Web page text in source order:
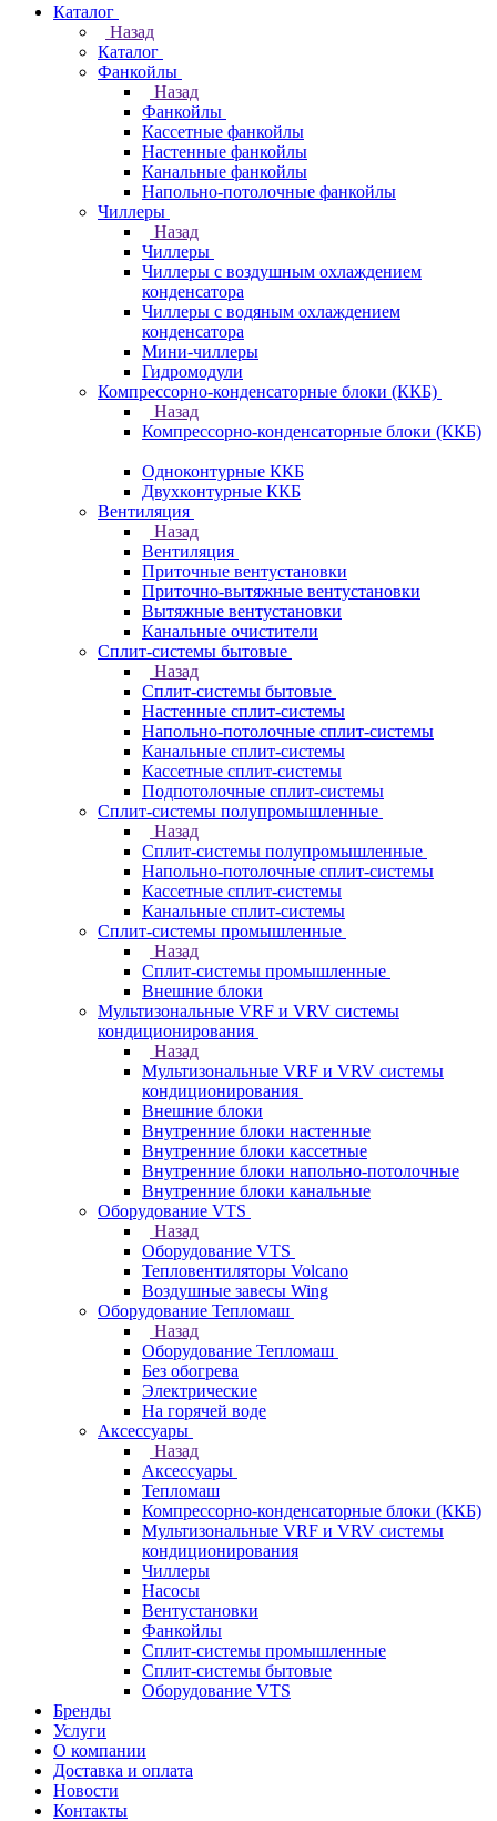
Каталог
Назад
Каталог
Фанкойлы
Назад
Фанкойлы
Кассетные фанкойлы
Настенные фанкойлы
Канальные фанкойлы
Напольно-потолочные фанкойлы
Чиллеры
Назад
Чиллеры
Чиллеры с воздушным охлаждением
конденсатора
Чиллеры с водяным охлаждением
конденсатора
Мини-чиллеры
Гидромодули
Компрессорно-конденсаторные блоки (ККБ)
Назад
Компрессорно-конденсаторные блоки (ККБ)
Одноконтурные ККБ
Двухконтурные ККБ
Вентиляция
Назад
Вентиляция
Приточные вентустановки
Приточно-вытяжные вентустановки
Вытяжные вентустановки
Канальные очистители
Сплит-системы бытовые
Назад
Сплит-системы бытовые
Настенные сплит-системы
Напольно-потолочные сплит-системы
Канальные сплит-системы
Кассетные сплит-системы
Подпотолочные сплит-системы
Сплит-системы полупромышленные
Назад
Сплит-системы полупромышленные
Напольно-потолочные сплит-системы
Кассетные сплит-системы
Канальные сплит-системы
Сплит-системы промышленные
Назад
Сплит-системы промышленные
Внешние блоки
Мультизональные VRF и VRV системы
кондиционирования
Назад
Мультизональные VRF и VRV системы
кондиционирования
Внешние блоки
Внутренние блоки настенные
Внутренние блоки кассетные
Внутренние блоки напольно-потолочные
Внутренние блоки канальные
Оборудование VTS
Назад
Оборудование VTS
Тепловентиляторы Volcano
Воздушные завесы Wing
Оборудование Тепломаш
Назад
Оборудование Тепломаш
Без обогрева
Электрические
На горячей воде
Аксессуары
Назад
Аксессуары
Тепломаш
Компрессорно-конденсаторные блоки (ККБ)
Мультизональные VRF и VRV системы
кондиционирования
Чиллеры
Насосы
Вентустановки
Фанкойлы
Сплит-системы промышленные
Сплит-системы бытовые
Оборудование VTS
Бренды
Услуги
О компании
Доставка и оплата
Новости
Контакты